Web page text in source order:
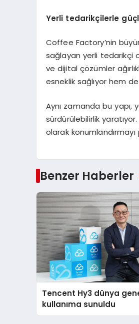
Yerli tedarikçilerle
Coffee Factory’nin
sağlayan yerli tedarikçi
ve dijital çözümler
esneklik sağlıyor hem
Aynı zamanda bu
sürdürülebilirlik
olarak konumlandırmayı
Benzer Haberler
Tencent Hy3 dünya
kullanıma sunuldu